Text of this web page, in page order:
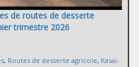
de routes de desserte
trimestre 2026
, Routes de desserte agricole, Kasai-